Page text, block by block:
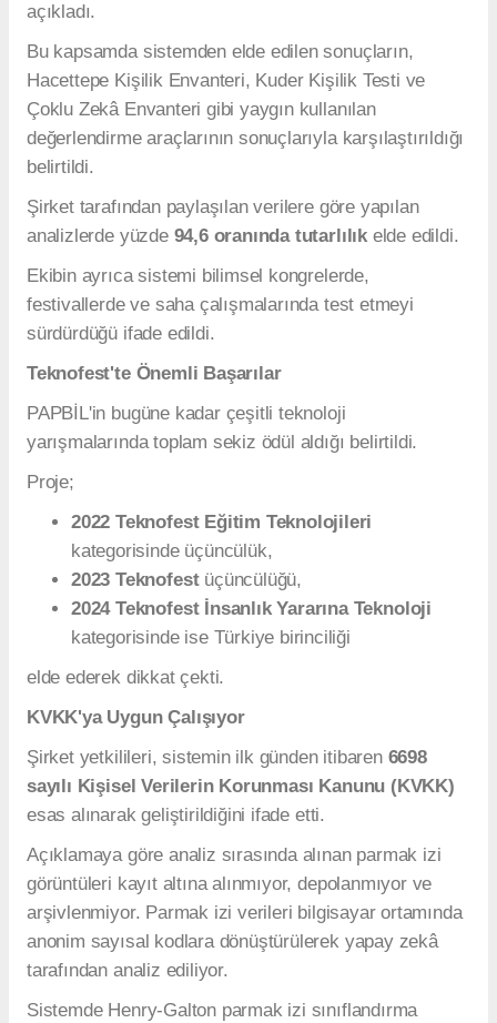
açıkladı.
Bu kapsamda sistemden elde edilen sonuçların,
Hacettepe Kişilik Envanteri, Kuder Kişilik Testi ve
Çoklu Zekâ Envanteri gibi yaygın kullanılan
değerlendirme araçlarının sonuçlarıyla karşılaştırıldığı
belirtildi.
Şirket tarafından paylaşılan verilere göre yapılan
analizlerde yüzde 94,6 oranında tutarlılıkelde edildi.
Ekibin ayrıca sistemi bilimsel kongrelerde,
festivallerde ve saha çalışmalarında test etmeyi
sürdürdüğü ifade edildi.
Teknofest'te Önemli Başarılar
PAPBİL'in bugüne kadar çeşitli teknoloji
yarışmalarında toplam sekiz ödül aldığı belirtildi.
Proje;
2022 Teknofest Eğitim Teknolojileri
kategorisinde üçüncülük,
2023 Teknofestüçüncülüğü,
2024 Teknofest İnsanlık Yararına Teknoloji
kategorisinde ise Türkiye birinciliği
elde ederek dikkat çekti.
KVKK'ya Uygun Çalışıyor
Şirket yetkilileri, sistemin ilk günden itibaren 6698
sayılı Kişisel Verilerin Korunması Kanunu (KVKK)
esas alınarak geliştirildiğini ifade etti.
Açıklamaya göre analiz sırasında alınan parmak izi
görüntüleri kayıt altına alınmıyor, depolanmıyor ve
arşivlenmiyor. Parmak izi verileri bilgisayar ortamında
anonim sayısal kodlara dönüştürülerek yapay zekâ
tarafından analiz ediliyor.
Sistemde Henry-Galton parmak izi sınıflandırma